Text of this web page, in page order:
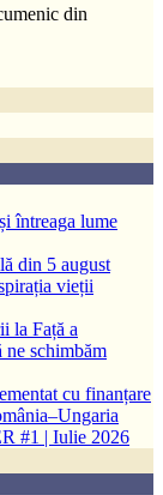
din
întreaga lume
din 5 august
vieții
la Față a
ne schimbăm
cu finanțare
#1 | Iulie 2026